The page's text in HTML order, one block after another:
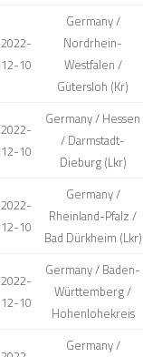
2022-
12-10
Germany /
Nordrhein-
Westfalen /
Gütersloh (Kr)
2022-
12-10
Germany / Hessen
/ Darmstadt-
Dieburg (Lkr)
2022-
12-10
Germany /
Rheinland-Pfalz /
Bad Dürkheim (Lkr)
2022-
12-10
Germany / Baden-
Württemberg /
Hohenlohekreis
Germany /